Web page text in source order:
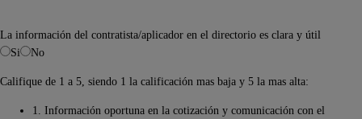
La información del contratista/aplicador en el directorio es clara y útil
Si
No
Califique de 1 a 5, siendo 1 la calificación mas baja y 5 la mas alta:
1. Información oportuna en la cotización y comunicación con el